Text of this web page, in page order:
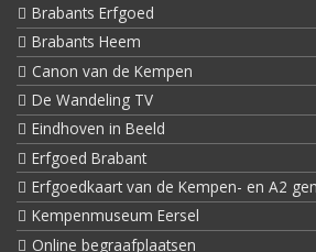
Brabants Erfgoed
Brabants Heem
Canon van de Kempen
De Wandeling TV
Eindhoven in Beeld
Erfgoed Brabant
Erfgoedkaart van de Kempen- en A2
Kempenmuseum Eersel
Online begraafplaatsen